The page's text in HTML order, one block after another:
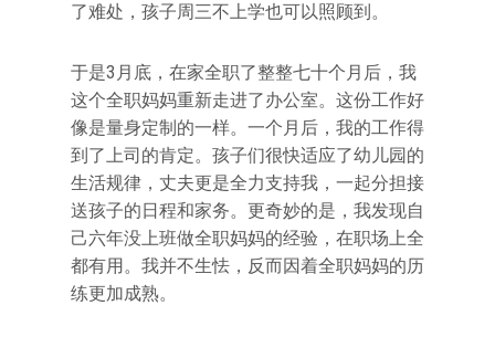
了难处，孩子周三不上学也可以照顾到。
于是3月底，在家全职了整整七十个月后，我
这个全职妈妈重新走进了办公室。这份工作好
像是量身定制的一样。一个月后，我的工作得
到了上司的肯定。孩子们很快适应了幼儿园的
生活规律，丈夫更是全力支持我，一起分担接
送孩子的日程和家务。更奇妙的是，我发现自
己六年没上班做全职妈妈的经验，在职场上全
都有用。我并不生怯，反而因着全职妈妈的历
练更加成熟。